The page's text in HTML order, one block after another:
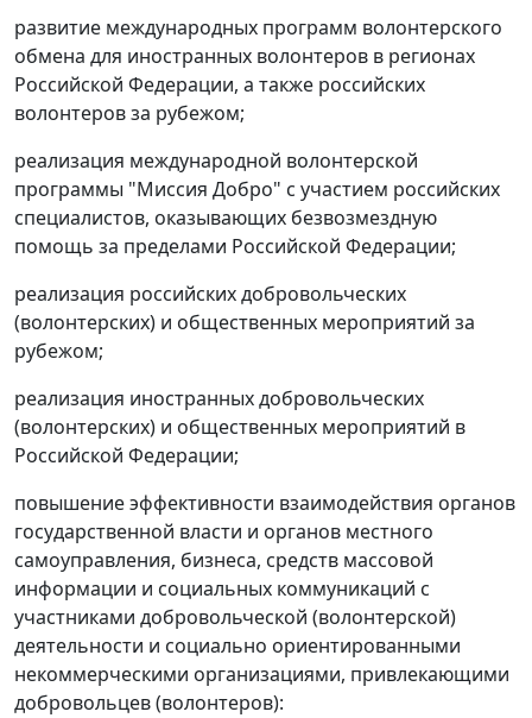
развитие международных программ волонтерского
обмена для иностранных волонтеров в регионах
Российской Федерации, а также российских
волонтеров за рубежом;
реализация международной волонтерской
программы "Миссия Добро" с участием российских
специалистов, оказывающих безвозмездную
помощь за пределами Российской Федерации;
реализация российских добровольческих
(волонтерских) и общественных мероприятий за
рубежом;
реализация иностранных добровольческих
(волонтерских) и общественных мероприятий в
Российской Федерации;
повышение эффективности взаимодействия органов
государственной власти и органов местного
самоуправления, бизнеса, средств массовой
информации и социальных коммуникаций с
участниками добровольческой (волонтерской)
деятельности и социально ориентированными
некоммерческими организациями, привлекающими
добровольцев (волонтеров):